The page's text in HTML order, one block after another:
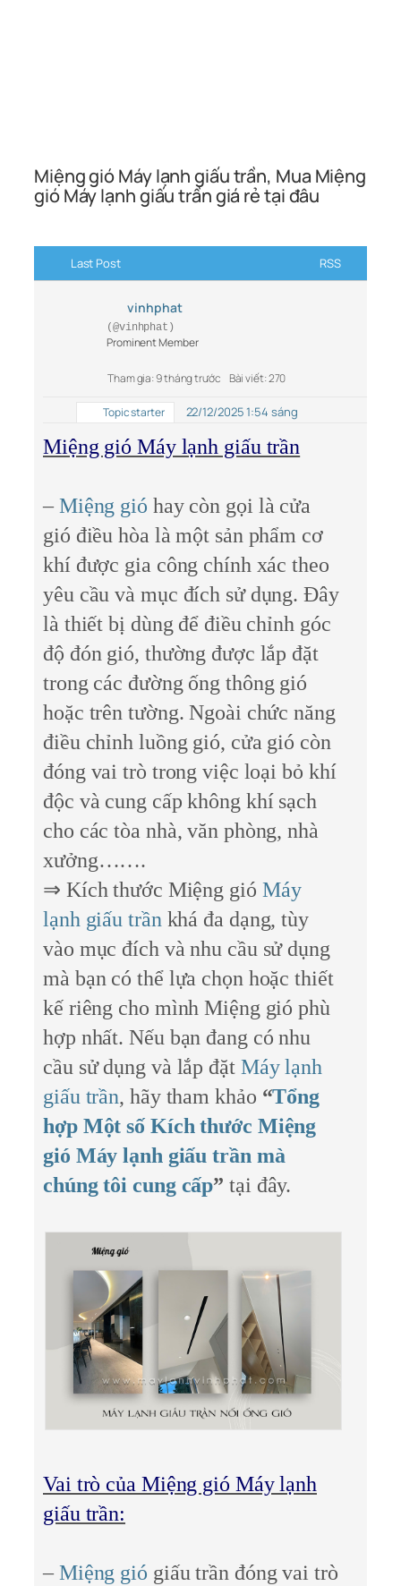
Miệng gió Máy lạnh giấu trần, Mua Miệng
gió Máy lạnh giấu trần giá rẻ tại đâu
Last Post RSS
vinhphat
(@vinhphat)
Prominent Member
Tham gia: 9 tháng trước Bài viết: 270
Topic starter 22/12/2025 1:54 sáng
Miệng gió Máy lạnh giấu trần
–Miệng gió hay còn gọi là cửa
gió điều hòa là một sản phẩm cơ
khí được gia công chính xác theo
yêu cầu và mục đích sử dụng. Đây
là thiết bị dùng để điều chỉnh góc
độ đón gió, thường được lắp đặt
trong các đường ống thông gió
hoặc trên tường. Ngoài chức năng
điều chỉnh luồng gió, cửa gió còn
đóng vai trò trong việc loại bỏ khí
độc và cung cấp không khí sạch
cho các tòa nhà, văn phòng, nhà
xưởng…….
⇒ Kích thước Miệng gió Máy
lạnh giấu trần khá đa dạng, tùy
vào mục đích và nhu cầu sử dụng
mà bạn có thể lựa chọn hoặc thiết
kế riêng cho mình Miệng gió phù
hợp nhất. Nếu bạn đang có nhu
cầu sử dụng và lắp đặt Máy lạnh
giấu trần, hãy tham khảo “Tổng
hợp Một số Kích thước Miệng
gió Máy lạnh giấu trần mà
chúng tôi cung cấp” tại đây.
Vai trò của Miệng gió Máy lạnh
giấu trần:
–Miệng gió giấu trần đóng vai trò